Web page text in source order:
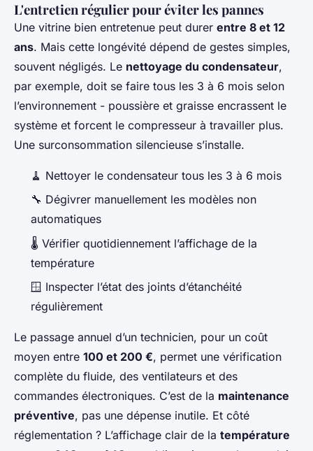
L'entretien régulier pour éviter les pannes
Une vitrine bien entretenue peut durer entre 8 et 12
ans. Mais cette longévité dépend de gestes simples,
souvent négligés. Le nettoyage du condensateur,
par exemple, doit se faire tous les 3 à 6 mois selon
l’environnement - poussière et graisse encrassent le
système et forcent le compresseur à travailler plus.
Une surconsommation silencieuse s’installe.
🧹 Nettoyer le condensateur tous les 3 à 6 mois
🔧 Dégivrer manuellement les modèles non
automatiques
🌡️ Vérifier quotidiennement l’affichage de la
température
🪟 Inspecter l’état des joints d’étanchéité
régulièrement
Le passage annuel d’un technicien, pour un coût
moyen entre 100 et 200 €, permet une vérification
complète du fluide, des ventilateurs et des
commandes électroniques. C’est de la maintenance
préventive, pas une dépense inutile. Et côté
réglementation ? L’affichage clair de la température